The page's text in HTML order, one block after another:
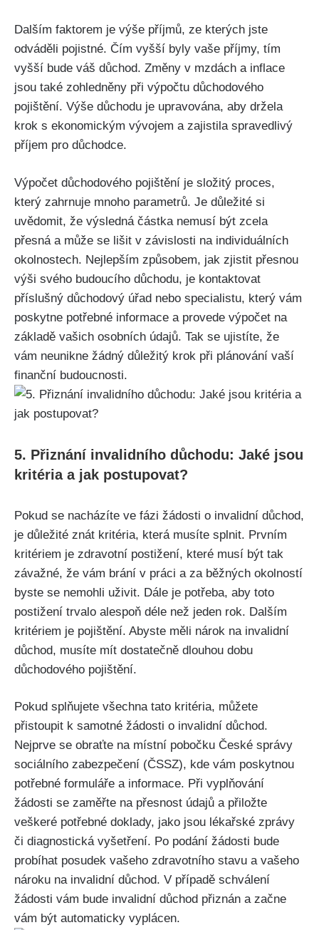
Dalším faktorem je výše příjmů, ze kterých jste
odváděli pojistné. Čím vyšší byly vaše příjmy, tím
vyšší bude váš důchod. Změny v mzdách a inflace
jsou také zohledněny při výpočtu důchodového
pojištění. Výše důchodu je upravována, aby držela
krok s ekonomickým vývojem a zajistila spravedlivý
příjem pro důchodce.
Výpočet důchodového pojištění je složitý proces,
který zahrnuje mnoho parametrů. Je důležité si
uvědomit, že výsledná částka nemusí být zcela
přesná a může se lišit v závislosti na individuálních
okolnostech. Nejlepším způsobem, jak zjistit přesnou
výši svého budoucího důchodu, je kontaktovat
příslušný důchodový úřad nebo specialistu, který vám
poskytne potřebné informace a provede výpočet na
základě vašich osobních údajů. Tak se ujistíte, že
vám neunikne žádný důležitý krok při plánování vaší
finanční budoucnosti.
5. Přiznání invalidního důchodu: Jaké jsou
kritéria a jak postupovat?
Pokud se nacházíte ve fázi žádosti o invalidní důchod,
je důležité znát kritéria, která musíte splnit. Prvním
kritériem je zdravotní postižení, které musí být tak
závažné, že vám brání v práci a za běžných okolností
byste se nemohli uživit. Dále je potřeba, aby toto
postižení trvalo alespoň déle než jeden rok. Dalším
kritériem je pojištění. Abyste měli nárok na invalidní
důchod, musíte mít dostatečně dlouhou dobu
důchodového pojištění.
Pokud splňujete všechna tato kritéria, můžete
přistoupit k samotné žádosti o invalidní důchod.
Nejprve se obraťte na místní pobočku České správy
sociálního zabezpečení (ČSSZ), kde vám poskytnou
potřebné formuláře a informace. Při vyplňování
žádosti se zaměřte na přesnost údajů a přiložte
veškeré potřebné doklady, jako jsou lékařské zprávy
či diagnostická vyšetření. Po podání žádosti bude
probíhat posudek vašeho zdravotního stavu a vašeho
nároku na invalidní důchod. V případě schválení
žádosti vám bude invalidní důchod přiznán a začne
vám být automaticky vyplácen.